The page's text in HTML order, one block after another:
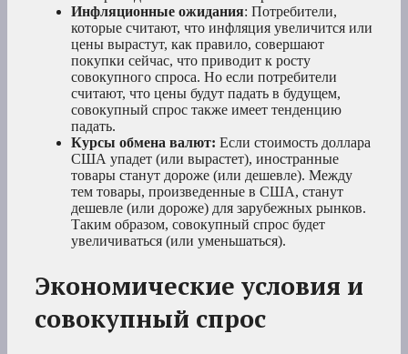
Инфляционные ожидания: Потребители,
которые считают, что инфляция увеличится или
цены вырастут, как правило, совершают
покупки сейчас, что приводит к росту
совокупного спроса. Но если потребители
считают, что цены будут падать в будущем,
совокупный спрос также имеет тенденцию
падать.
Курсы обмена валют: Если стоимость доллара
США упадет (или вырастет), иностранные
товары станут дороже (или дешевле). Между
тем товары, произведенные в США, станут
дешевле (или дороже) для зарубежных рынков.
Таким образом, совокупный спрос будет
увеличиваться (или уменьшаться).
Экономические условия и
совокупный спрос